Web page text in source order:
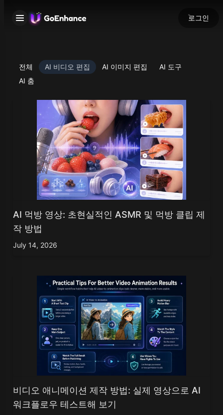
로그인
전체 AI 비디오 편집 AI 이미지 편집
AI 도구
AI 춤
AI 먹방 영상: 초현실적인 ASMR 및 먹방 클립 제
작 방법
July 14, 2026
비디오 애니메이션 제작 방법: 실제 영상으로 AI
워크플로우 테스트해 보기